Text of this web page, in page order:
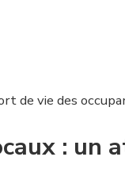
de vie des
: un